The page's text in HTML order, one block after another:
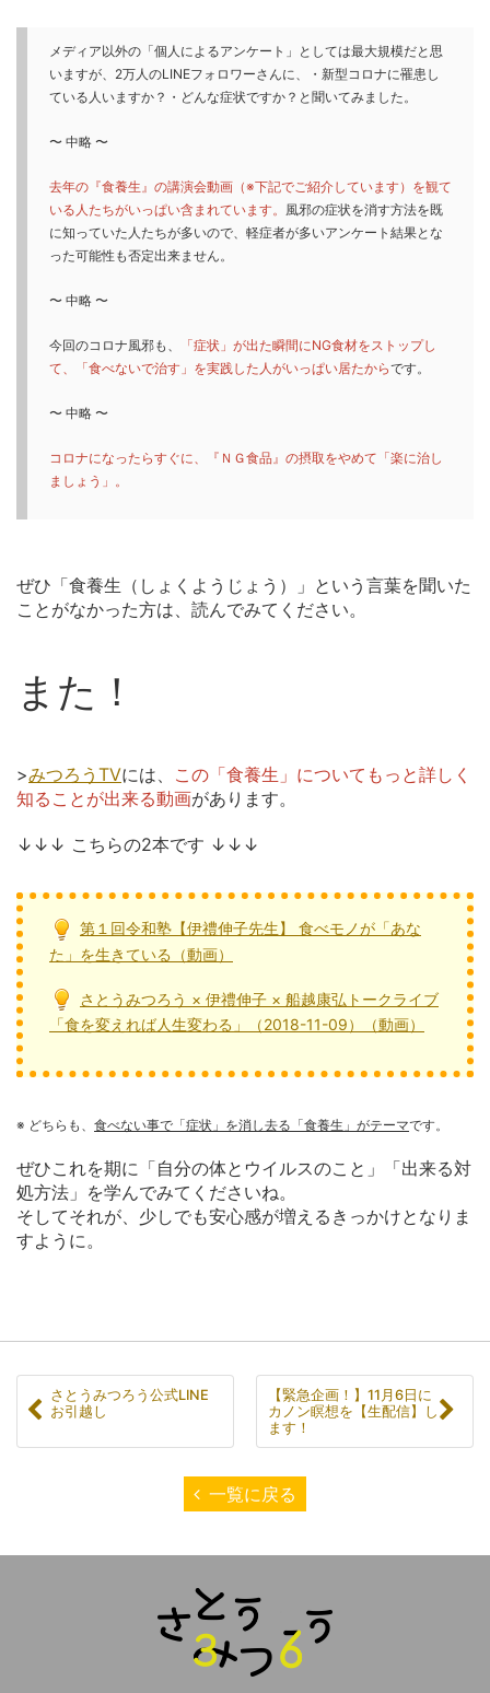
メディア以外の「個人によるアンケート」としては最大規模だと思
いますが、2万人のLINEフォロワーさんに、・新型コロナに罹患し
ている人いますか？・どんな症状ですか？と聞いてみました。
〜 中略 〜
去年の『食養生』の講演会動画（※下記でご紹介しています）を観て
いる人たちがいっぱい含まれています。 風邪の症状を消す方法を既
に知っていた人たちが多いので、軽症者が多いアンケート結果とな
った可能性も否定出来ません。
〜 中略 〜
今回のコロナ風邪も、
「症状」が出た瞬間にNG食材をストップし
て、「食べないで治す」を実践した人がいっぱい居たからです。
〜 中略 〜
コロナになったらすぐに、『ＮＧ食品』の摂取をやめて「楽に治し
ましょう」。
ぜひ「食養生（しょくようじょう）」という言葉を聞いた
ことがなかった方は、読んでみてください。
また！
>みつろうTVには、 この「食養生」についてもっと詳しく
知ることが出来る動画があります。
↓↓↓ こちらの2本です ↓↓↓
第１回令和塾【伊禮伸子先生】 食べモノが「あな
た」を生きている（動画）
さとうみつろう × 伊禮伸子 × 船越康弘トークライブ
「食を変えれば人生変わる」（2018-11-09）（動画）
※ どちらも、 食べない事で「症状」を消し去る「食養生」がテーマです。
ぜひこれを期に「自分の体とウイルスのこと」「出来る対
処方法」を学んでみてくださいね。
そしてそれが、少しでも安心感が増えるきっかけとなりま
すように。
さとうみつろう公式LINE
お引越し
【緊急企画！】11月6日に
カノン瞑想を【生配信】し
ます！
一覧に戻る